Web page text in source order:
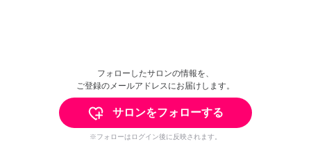
フォローしたサロンの情報を、
ご登録のメールアドレスにお届けします。
サロンをフォローする
※フォローはログイン後に反映されます。